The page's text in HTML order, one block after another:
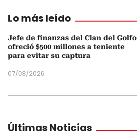
Lo más leído
Jefe de finanzas del Clan del Golfo
ofreció $500 millones a teniente
para evitar su captura
07/08/2026
Últimas Noticias